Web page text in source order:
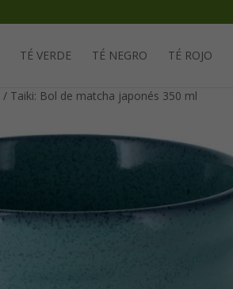
TÉ VERDE TÉ NEGRO TÉ ROJO
/ Taiki: Bol de matcha japonés 350 ml